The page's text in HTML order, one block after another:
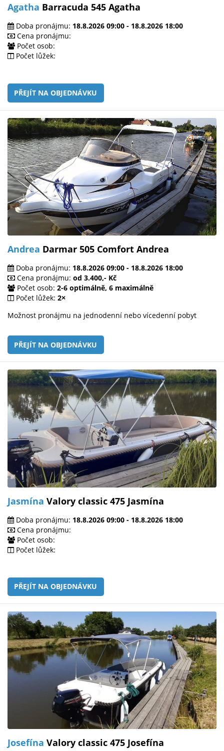
Agatha Barracuda 545 Agatha
Doba pronájmu: 18.8.2026 09:00 - 18.8.2026 18:00
Cena pronájmu:
Počet osob:
Počet lůžek:
PŘEJÍT NA OBJEDNÁVKU
Andrea Darmar 505 Comfort Andrea
Doba pronájmu: 18.8.2026 09:00 - 18.8.2026 18:00
Cena pronájmu: od 3.400,- Kč
Počet osob: 2-6 optimálně, 6 maximálně
Počet lůžek: 2×
Možnost pronájmu na jednodenní nebo vícedenní pobyt
PŘEJÍT NA OBJEDNÁVKU
Jasmína Valory classic 475 Jasmína
Doba pronájmu: 18.8.2026 09:00 - 18.8.2026 18:00
Cena pronájmu:
Počet osob:
Počet lůžek:
PŘEJÍT NA OBJEDNÁVKU
Josefína Valory classic 475 Josefína